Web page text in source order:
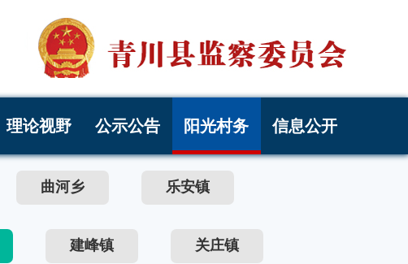
理论视野 公示公告 阳光村务 信息公开
曲河乡 乐安镇
建峰镇 关庄镇